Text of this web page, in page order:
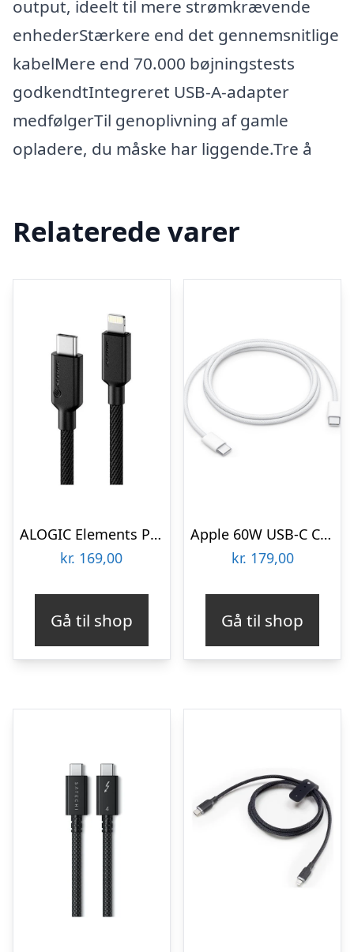
output, ideelt til mere strømkrævende
enhederStærkere end det gennemsnitlige
kabelMere end 70.000 bøjningstests
godkendtIntegreret USB-A-adapter
medfølgerTil genoplivning af gamle
opladere, du måske har liggende.Tre å
Relaterede varer
ALOGIC Elements PRO USB-C to Lightning cable 1m – Black
kr. 169,00
Gå til shop
Apple 60W USB-C Charge Cable (1m)
kr. 179,00
Gå til shop